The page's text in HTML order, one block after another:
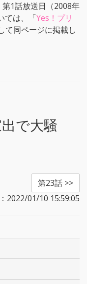
第1話放送日（2008年
ては、「Yes！プリ
て同ページに掲載し
で大騒
第23話 >>
2022/01/10 15:59:05